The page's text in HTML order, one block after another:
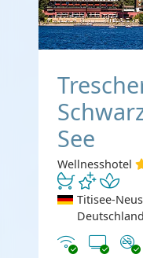
See
Wellnesshotel
Titisee-
Deutschland
Internet
TV